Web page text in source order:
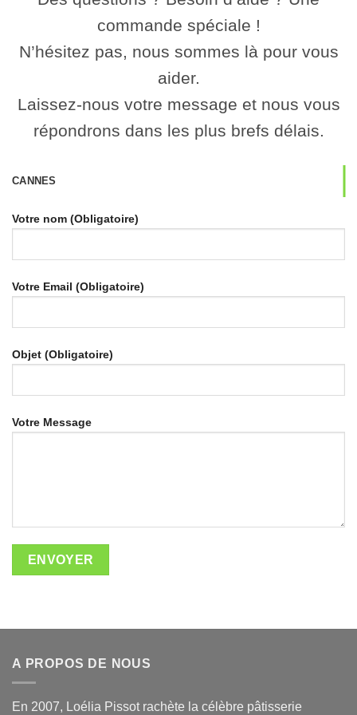
commande spéciale !
N’hésitez pas, nous sommes là pour vous
aider.
Laissez-nous votre message et nous vous
répondrons dans les plus brefs délais.
CANNES
Votre nom (Obligatoire)
Votre Email (Obligatoire)
Objet (Obligatoire)
Votre Message
A PROPOS DE NOUS
En 2007, Loélia Pissot rachète la célèbre pâtisserie